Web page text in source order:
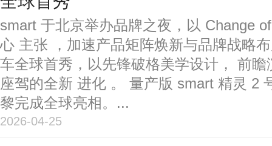
smart 于北京举办品牌之夜，以 Change
心 主张 ，加速产品矩阵焕新与品牌战略
车全球首秀，以先锋破格美学设计， 前
座驾的全新 进化 。 量产版 smart 精灵 2
黎完成全球亮相。...
2026-04-25